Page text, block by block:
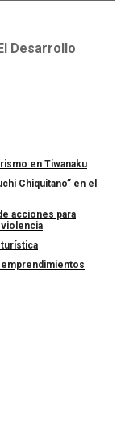
Desarrollo
en Tiwanaku
Chiquitano” en el
acciones para
turística